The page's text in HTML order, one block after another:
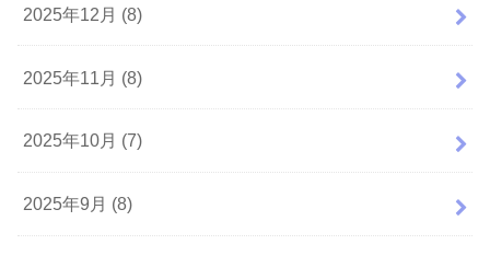
2025年12月 (8)
2025年11月 (8)
2025年10月 (7)
2025年9月 (8)